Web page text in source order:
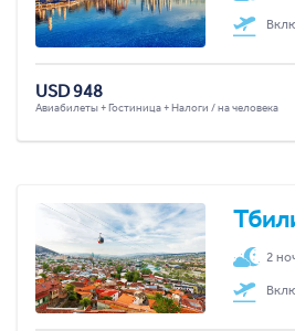
USD 948
Авиабилеты + Гостиница + Налоги / на человека
2